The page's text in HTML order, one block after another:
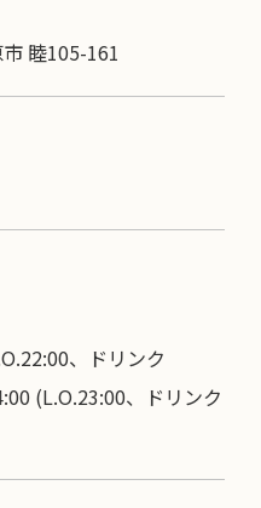
睦105-161
、ドリンク
(L.O.23:00、ドリンク